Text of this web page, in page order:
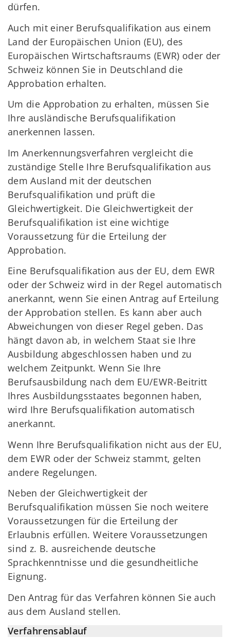
dürfen.
Auch mit einer Berufsqualifikation aus einem
Land der Europäischen Union (EU), des
Europäischen Wirtschaftsraums (EWR) oder der
Schweiz können Sie in Deutschland die
Approbation erhalten.
Um die Approbation zu erhalten, müssen Sie
Ihre ausländische Berufsqualifikation
anerkennen lassen.
Im Anerkennungsverfahren vergleicht die
zuständige Stelle Ihre Berufsqualifikation aus
dem Ausland mit der deutschen
Berufsqualifikation und prüft die
Gleichwertigkeit. Die Gleichwertigkeit der
Berufsqualifikation ist eine wichtige
Voraussetzung für die Erteilung der
Approbation.
Eine Berufsqualifikation aus der EU, dem EWR
oder der Schweiz wird in der Regel automatisch
anerkannt, wenn Sie einen Antrag auf Erteilung
der Approbation stellen. Es kann aber auch
Abweichungen von dieser Regel geben. Das
hängt davon ab, in welchem Staat sie Ihre
Ausbildung abgeschlossen haben und zu
welchem Zeitpunkt. Wenn Sie Ihre
Berufsausbildung nach dem EU/EWR-Beitritt
Ihres Ausbildungsstaates begonnen haben,
wird Ihre Berufsqualifikation automatisch
anerkannt.
Wenn Ihre Berufsqualifikation nicht aus der EU,
dem EWR oder der Schweiz stammt, gelten
andere Regelungen.
Neben der Gleichwertigkeit der
Berufsqualifikation müssen Sie noch weitere
Voraussetzungen für die Erteilung der
Erlaubnis erfüllen. Weitere Voraussetzungen
sind z. B. ausreichende deutsche
Sprachkenntnisse und die gesundheitliche
Eignung.
Den Antrag für das Verfahren können Sie auch
aus dem Ausland stellen.
Verfahrensablauf